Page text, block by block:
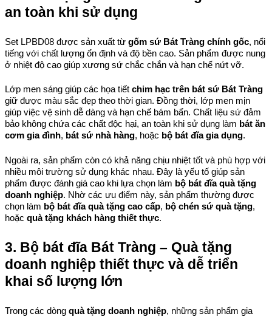
an toàn khi sử dụng
Set LPBD08 được sản xuất từ gốm sứ Bát Tràng chính gốc, nổi
tiếng với chất lượng ổn định và độ bền cao. Sản phẩm được nung
ở nhiệt độ cao giúp xương sứ chắc chắn và hạn chế nứt vỡ.
Lớp men sáng giúp các họa tiết chim hạc trên bát sứ Bát Tràng
giữ được màu sắc đẹp theo thời gian. Đồng thời, lớp men mịn
giúp việc vệ sinh dễ dàng và hạn chế bám bẩn. Chất liệu sứ đảm
bảo không chứa các chất độc hại, an toàn khi sử dụng làm bát ăn
cơm gia đình, bát sứ nhà hàng, hoặc bộ bát đĩa gia dụng.
Ngoài ra, sản phẩm còn có khả năng chịu nhiệt tốt và phù hợp với
nhiều môi trường sử dụng khác nhau. Đây là yếu tố giúp sản
phẩm được đánh giá cao khi lựa chọn làm bộ bát đĩa quà tặng
doanh nghiệp. Nhờ các ưu điểm này, sản phẩm thường được
chọn làm bộ bát đĩa quà tặng cao cấp, bộ chén sứ quà tặng,
hoặc quà tặng khách hàng thiết thực.
3. Bộ bát đĩa Bát Tràng – Quà tặng
doanh nghiệp thiết thực và dễ triển
khai số lượng lớn
Trong các dòng quà tặng doanh nghiệp, những sản phẩm gia